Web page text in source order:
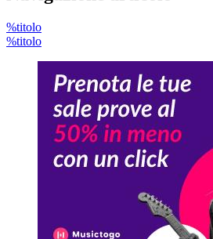
%titolo
%titolo